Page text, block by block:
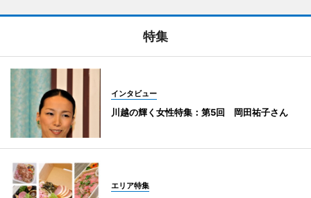
特集
インタビュー
川越の輝く女性特集：第5回 岡田祐子さん
エリア特集